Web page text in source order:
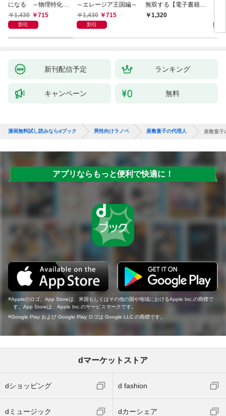
になる ～物理特化の
覚醒者～
1,430 715
割引
～エレージア王国編～
1,430
715
割引
無双する【電子書籍限
定書き下ろしSS付
1,320
新刊配信予定 ランキング
キャンペーン 無料
漫画無料試し読みならdブック 男性向けラノベ 座敷童子の代理人 座敷童子
アプリならもっと便利で快適に！
Appleのロゴ、App Storeは、米国もしくはその他の国や地域におけるApple Inc.の商標で
す。App Storeは、Apple Inc.のサービスマークです。
Google Play および Google Play ロゴは Google LLC の商標です。
dマーケットストア
dショッピング d fashion
dミュージック dカーシェア